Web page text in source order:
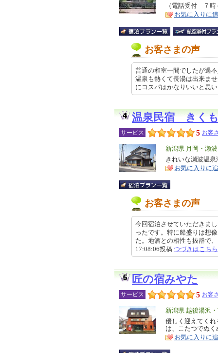
リ
ア
特
徴
（電話受付 ７時
お気に入りに
お客さまの声
普通の和室一間でしたが過
温泉も熱くて長湯は出来ま
にコスパはかなりいいと思
温泉民宿 きく
サービス 5 お客
エ
リ
ア
新潟県 月岡・瀬
特
徴
きれいな瀬波温
お気に入りに
お客さまの声
今回宿泊させていただきま
ったです。特に船盛りは想
た。地酒との相性も抜群で
17:08:06投稿 つづきはこちら
匠の宿みやた
サービス 5 お客
エ
リ
ア
新潟県 越後湯沢
特
徴
優しく迎えてく
は、こたつでぬ
お気に入りに